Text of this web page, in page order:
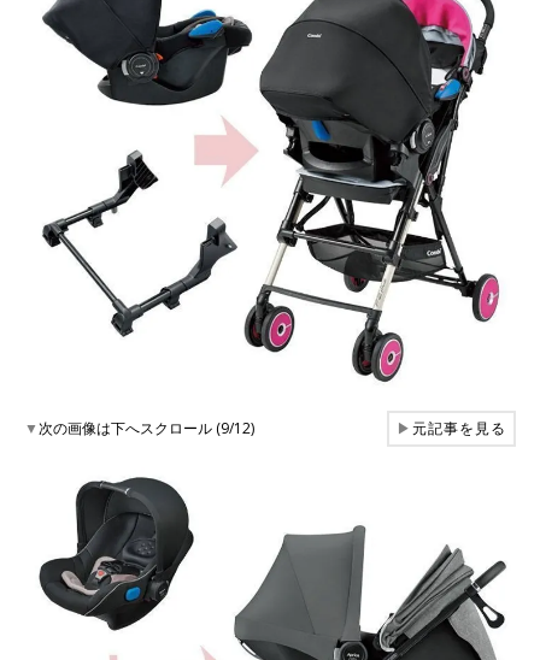
▼次の画像は下へスクロール (9/12) ▶元記事を見る